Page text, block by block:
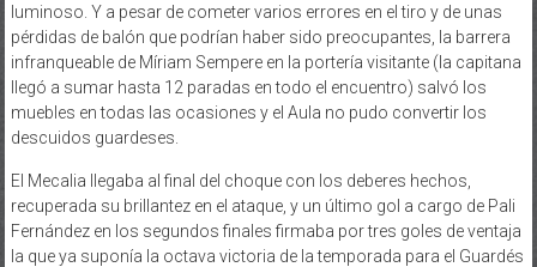
luminoso. Y a pesar de cometer varios errores en el tiro y de unas
pérdidas de balón que podrían haber sido preocupantes, la barrera
infranqueable de Míriam Sempere en la portería visitante (la capitana
llegó a sumar hasta 12 paradas en todo el encuentro) salvó los
muebles en todas las ocasiones y el Aula no pudo convertir los
descuidos guardeses.
El Mecalia llegaba al final del choque con los deberes hechos,
recuperada su brillantez en el ataque, y un último gol a cargo de Pali
Fernández en los segundos finales firmaba por tres goles de ventaja
la que ya suponía la octava victoria de la temporada para el Guardés